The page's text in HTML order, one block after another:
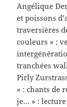
Angélique
et poissons
traversières
couleurs » :
tranchées
Pirly
» : chants de
je… » :